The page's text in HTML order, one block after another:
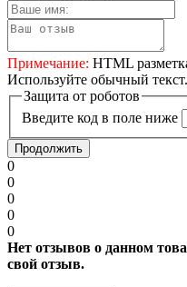
Примечание: HTML
Используйте обычный текст.
Защита от роботов
Введите код в поле ниже
Продолжить
0
0
0
0
0
Нет отзывов о данном
свой отзыв.